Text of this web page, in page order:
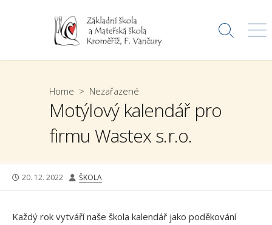
Search
Home > Nezařazené
Motýlový kalendář pro
firmu Wastex s.r.o.
PUBLISHED
20. 12. 2022 AUTHOR
ŠKOLA
Každý rok vytváří naše škola kalendář jako poděkování